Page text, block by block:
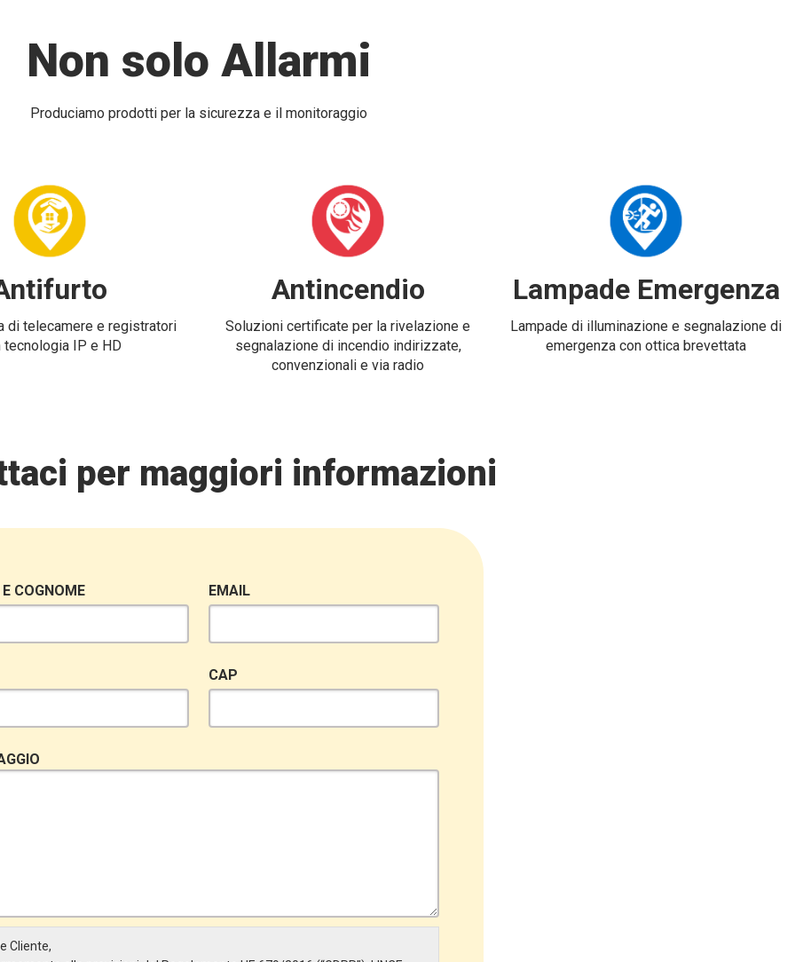
Non solo Allarmi
Produciamo prodotti per la sicurezza e il monitoraggio
di telecamere e registratori
tecnologia IP e HD
Antincendio
Soluzioni certificate per la rivelazione e
segnalazione di incendio indirizzate,
convenzionali e via radio
Lampade Emergenza
Lampade di illuminazione e segnalazione di
emergenza con ottica brevettata
per maggiori informazioni
COGNOME EMAIL
CAP
Cliente,